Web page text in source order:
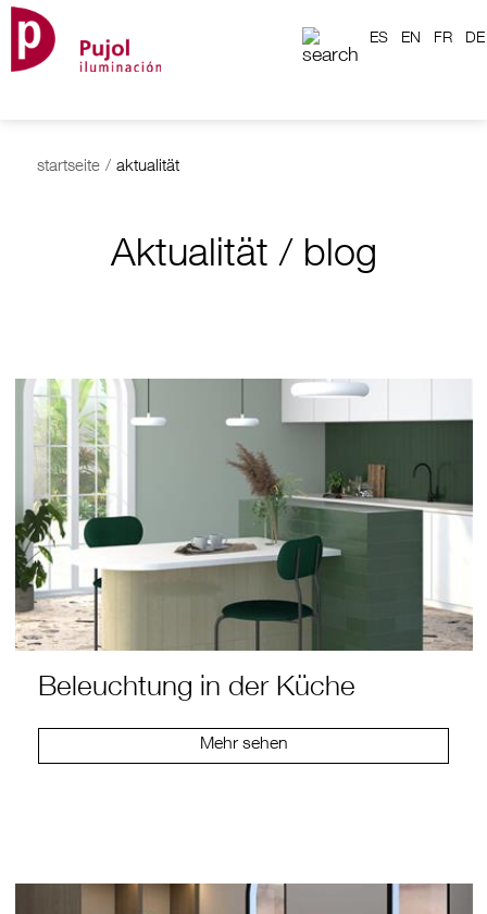
ES EN FR DE
startseite / aktualität
Aktualität / blog
Beleuchtung in der Küche
Mehr sehen